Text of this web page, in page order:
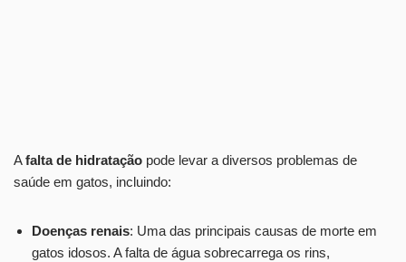
Afalta de hidratação pode levar a diversos problemas de
saúde em gatos, incluindo:
Doenças renais: Uma das principais causas de morte em
gatos idosos. A falta de água sobrecarrega os rins,